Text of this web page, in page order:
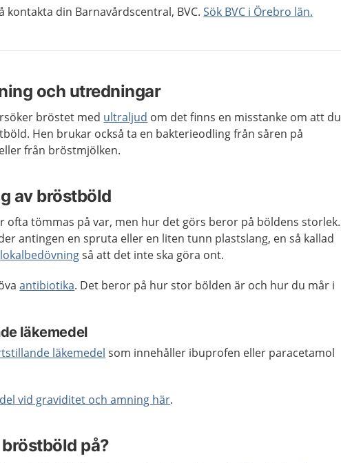
kontakta din Barnavårdscentral, BVC.Sök BVC i Örebro län.
och utredningar
bröstet med ultraljud om det finns en misstanke om att du
Hen brukar också ta en bakterieodling från såren på
från bröstmjölken.
av bröstböld
ofta tömmas på var, men hur det görs beror på böldens storlek.
antingen en spruta eller en liten tunn plastslang, en så kallad
lokalbedövningså att det inte ska göra ont.
antibiotika. Det beror på hur stor bölden är och hur du mår i
läkemedel
läkemedel som innehåller ibuprofen eller paracetamol
vid graviditet och amning här.
på?